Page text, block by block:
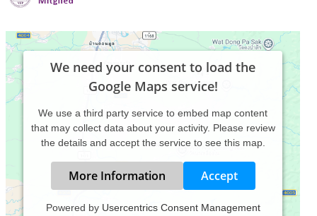
We need your consent to load the
Google Maps service!
We use a third party service to embed map content
that may collect data about your activity. Please review
the details and accept the service to see this map.
More Information Accept
Powered by Usercentrics Consent Management